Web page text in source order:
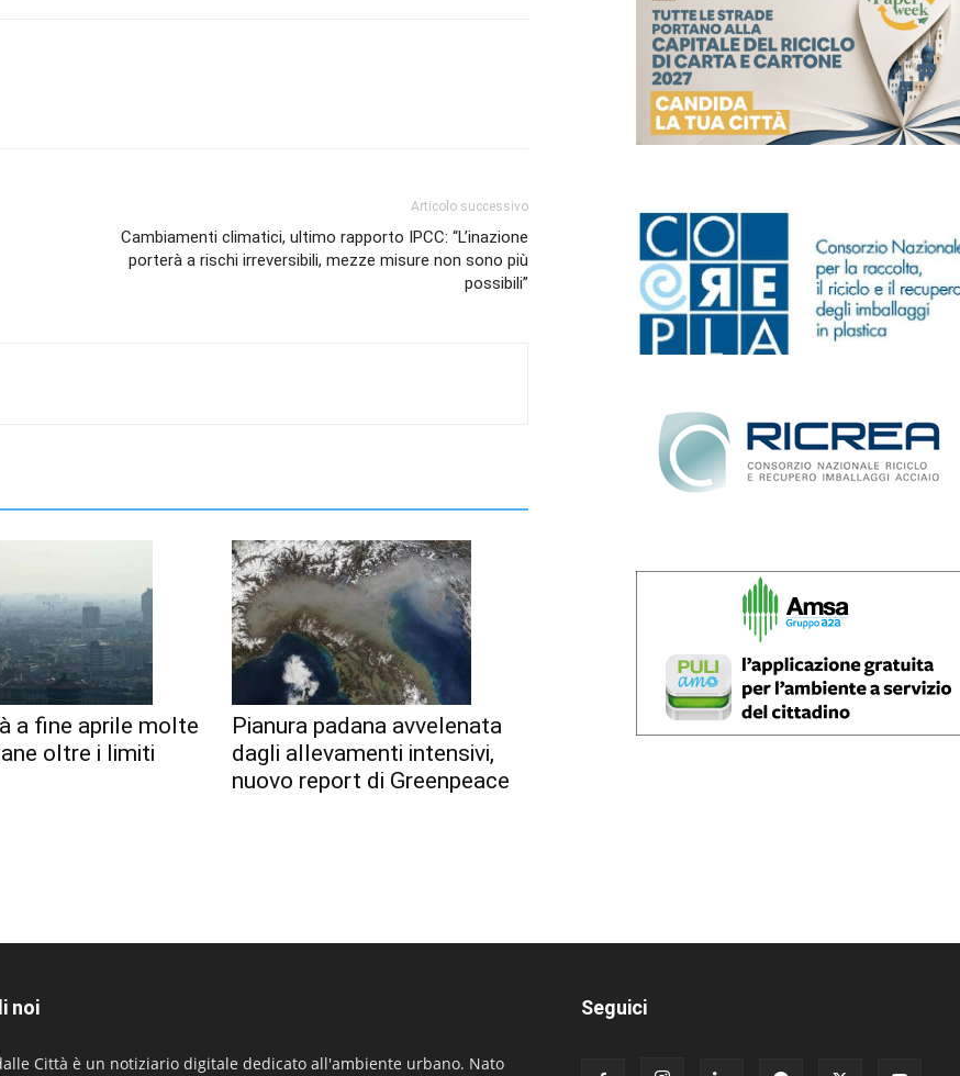
Articolo successivo
Cambiamenti climatici, ultimo rapporto IPCC: “L’inazione
porterà a rischi irreversibili, mezze misure non sono più
possibili”
a fine aprile molte
oltre i limiti
Pianura padana avvelenata
dagli allevamenti intensivi,
nuovo report di Greenpeace
noi
Città è un notiziario digitale dedicato all'ambiente urbano. Nato
Seguici